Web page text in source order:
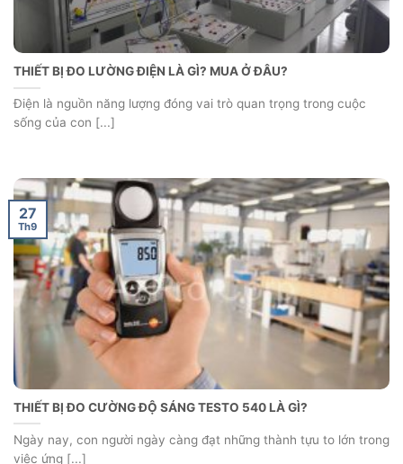
THIẾT BỊ ĐO LƯỜNG ĐIỆN LÀ GÌ? MUA Ở ĐÂU?
Điện là nguồn năng lượng đóng vai trò quan trọng trong cuộc
sống của con [...]
THIẾT BỊ ĐO CƯỜNG ĐỘ SÁNG TESTO 540 LÀ GÌ?
Ngày nay, con người ngày càng đạt những thành tựu to lớn trong
việc ứng [...]
27
Th9